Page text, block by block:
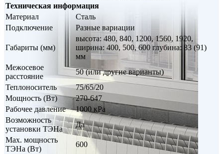
Техническая информация
Материал
Сталь
Подключение
Разные вариации
Габариты (мм)
высота: 480, 840, 1200, 1560, 1920,
ширина: 400, 500, 600 глубина: 83 (91)
мм
Межосевое
расстояние
50 (или другие варианты)
Теплоноситель
75/65/20
Мощность (Вт)
270-647
Рабочее давление
1000 кРа
Возможность
установки ТЭНа
Да
Max. мощность
ТЭНа (Вт)
600